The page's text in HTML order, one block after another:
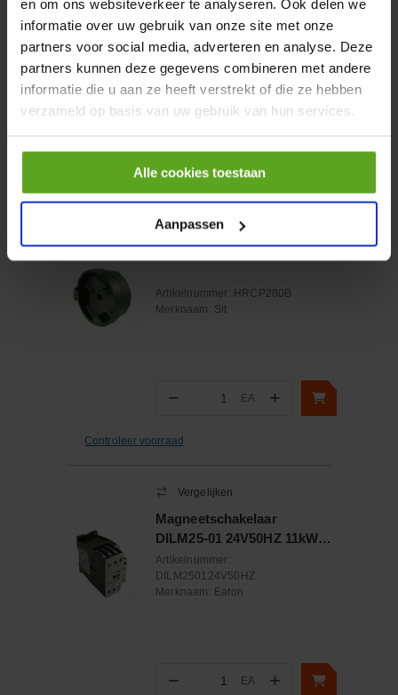
en om ons websiteverkeer te analyseren. Ook delen we
informatie over uw gebruik van onze site met onze
partners voor social media, adverteren en analyse. Deze
partners kunnen deze gegevens combineren met andere
informatie die u aan ze heeft verstrekt of die ze hebben
verzameld op basis van uw gebruik van hun services.
Alle cookies toestaan
Aanpassen
Emmegi
€ 32,50
incl. BTW
− +
Onlangs bekeken:
Vergelijken
Koppelingsnaaf HRCP280B
Artikelnummer: HRCP280B
Merknaam: Sit
− Aantal
EA +
Controleer voorraad
Vergelijken
Magneetschakelaar
DILM25-01 24V50HZ 11kW
0M 1V
Artikelnummer:
DILM250124V50HZ
Merknaam: Eaton
− Aantal
EA +